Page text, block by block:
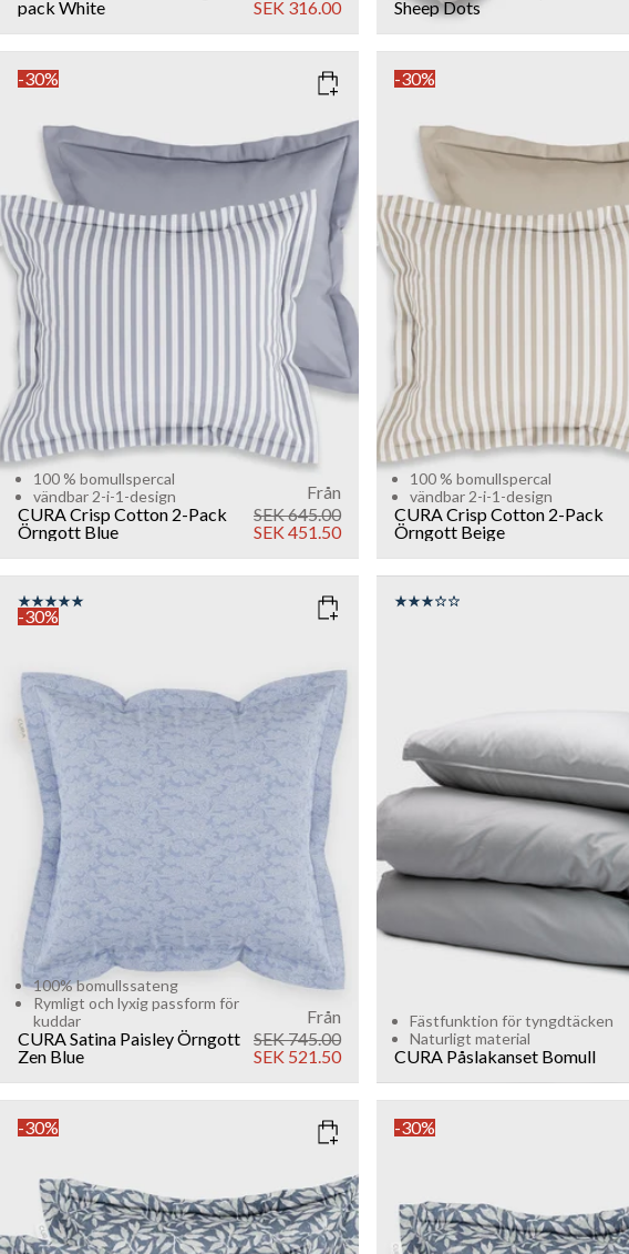
pack White
SEK 316.00
SheepDots
COLOR
SIZE
50x60
Add to cart
-30%
100 % bomullspercal
vändbar 2-i-1-design
CURA Crisp Cotton 2-Pack
Örngott Blue
Från
SEK 645.00
SEK 451.50
COLOR
SIZE
50x60
Add to cart
-30%
100 % bomullspercal
vändbar 2-i-1-design
CURA Crisp Cotton 2-Pack
Örngott Beige
SIZE
40x80
80x80
Add to cart
-30%
100% bomullssateng
Rymligt och lyxig passform för
kuddar
CURA Satina Paisley Örngott
Zen Blue
Från
SEK 745.00
SEK 521.50
200x220
Add to cart
Fästfunktion för tyngdtäcken
Naturligt material
CURA Påslakanset Bomull
COLOR
Sage Green
SIZE
-30%
SIZE
-30%